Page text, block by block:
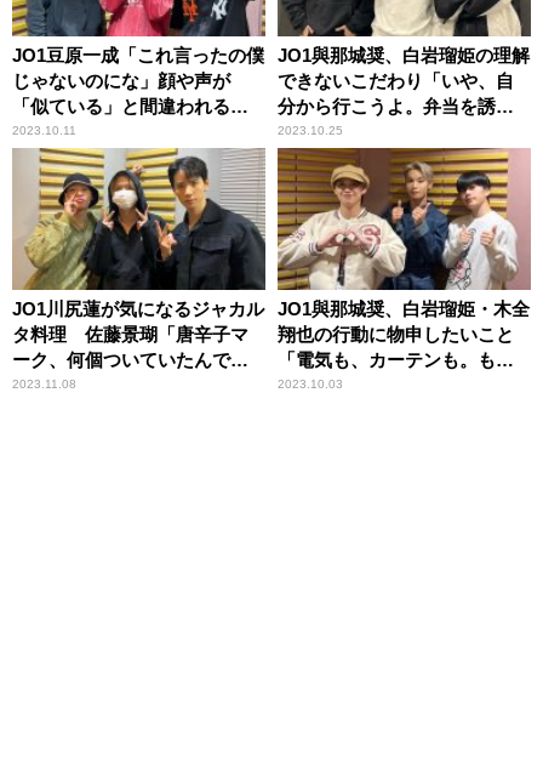
JO1豆原一成「これ言ったの僕
じゃないのにな」顔や声が
「似ている」と間違われる人
物は
2023.10.11
JO1與那城奨、白岩瑠姫の理解
できないこだわり「いや、自
分から行こうよ。弁当を誘
え！」
2023.10.25
JO1川尻蓮が気になるジャカル
タ料理 佐藤景瑚「唐辛子マ
ーク、何個ついていたんです
か？」
2023.11.08
JO1與那城奨、白岩瑠姫・木全
翔也の行動に物申したいこと
「電気も、カーテンも。も
う、理解が……」
2023.10.03